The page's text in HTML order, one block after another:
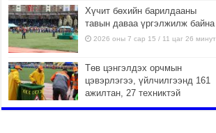
Хүчит бөхийн барилдааны
тавын даваа үргэлжилж байна
2026 оны 7 сар 15 / 11 цаг 26 минут
Төв цэнгэлдэх орчмын
цэвэрлэгээ, үйлчилгээнд 161
ажилтан, 27 техниктэй
ажиллаж байна